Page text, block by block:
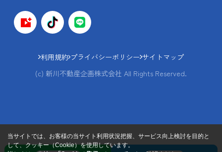
利用規約 プライバシーポリシー サイトマップ
(c) 新川不動産企画株式会社 All Rights Reserved.
当サイトでは、お客様の当サイト利用状況把握、サービス向上検討を目的と
して、クッキー（Cookie）を使用しています。